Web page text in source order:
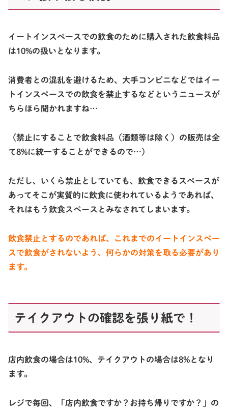
イートインスペースでの飲食のために購入された飲食料品
は10%の扱いとなります。
消費者との混乱を避けるため、大手コンビニなどではイー
トインスペースでの飲食を禁止するなどというニュースが
ちらほら聞かれますね…
（禁止にすることで飲食料品（酒類等は除く）の販売は全
て8%に統一することができるので…）
ただし、いくら禁止としていても、飲食できるスペースが
あってそこが実質的に飲食に使われているようであれば、
それはもう飲食スペースとみなされてしまいます。
飲食禁止とするのであれば、これまでのイートインスペー
スで飲食がされないよう、何らかの対策を取る必要があり
ます。
テイクアウトの確認を張り紙で！
店内飲食の場合は10%、テイクアウトの場合は8%となり
ます。
レジで毎回、「店内飲食ですか？お持ち帰りですか？」の